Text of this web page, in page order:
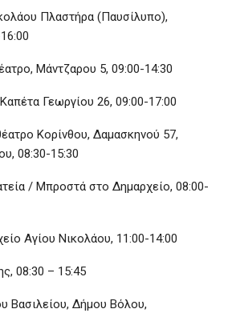
Πλαστήρα (Παυσίλυπο),
Μάντζαρου 5, 09:00-14:30
Γεωργίου 26, 09:00-17:00
Κορίνθου, Δαμασκηνού 57,
08:30-15:30
/ Μπροστά στο Δημαρχείο, 08:00-
Αγίου Νικολάου, 11:00-14:00
08:30 – 15:45
Βασιλείου, Δήμου Βόλου,